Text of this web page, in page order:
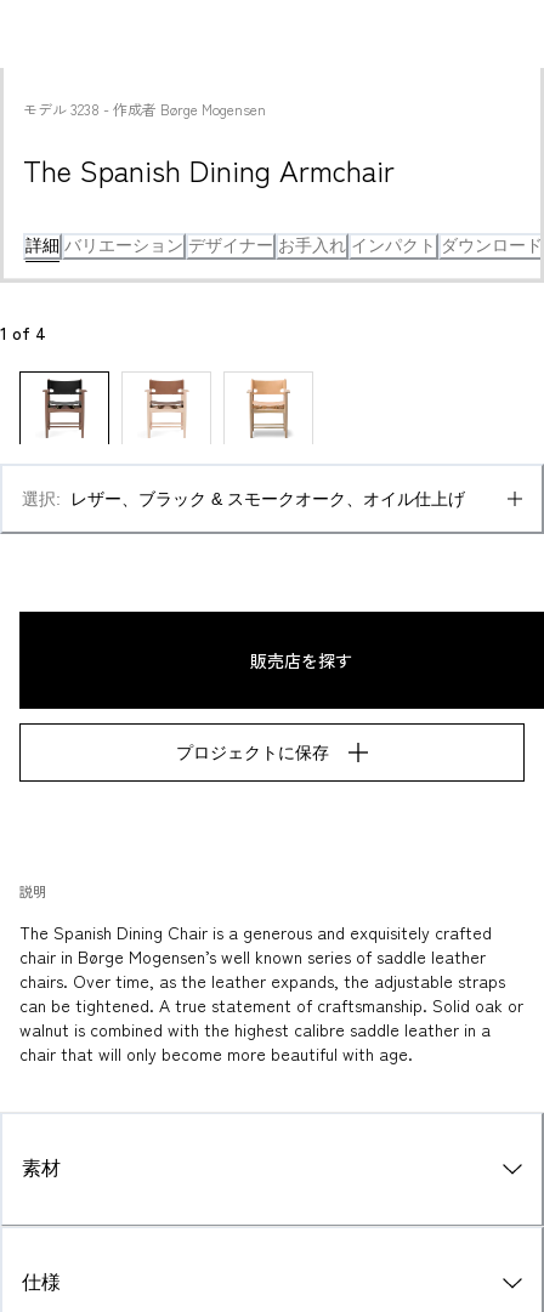
モデル3238 - 作成者 Børge Mogensen
The Spanish Dining Armchair
詳細 バリエーション デザイナー お手入れ インパクト ダウンロード
1 of 4
説明
The Spanish Dining Chair is a generous and exquisitely crafted
chair in Børge Mogensen’s well known series of saddle leather
chairs. Over time, as the leather expands, the adjustable straps
can be tightened. A true statement of craftsmanship. Solid oak or
walnut is combined with the highest calibre saddle leather in a
chair that will only become more beautiful with age.
選択: レザー、ブラック & スモークオーク、オイル仕上げ
販売店を探す
プロジェクトに保存
素材
仕様